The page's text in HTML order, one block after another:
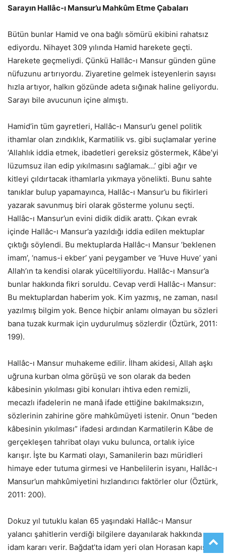
Sarayın Hallâc-ı Mansur’u Mahkûm Etme Çabaları
Bütün bunlar Hamid ve ona bağlı sömürü ekibini rahatsız
ediyordu. Nihayet 309 yılında Hamid harekete geçti.
Harekete geçmeliydi. Çünkü Hallâc-ı Mansur günden güne
nüfuzunu artırıyordu. Ziyaretine gelmek isteyenlerin sayısı
hızla artıyor, halkın gözünde adeta sığınak haline geliyordu.
Sarayı bile avucunun içine almıştı.
Hamid’in tüm gayretleri, Hallâc-ı Mansur’u genel politik
ithamlar olan zındıklık, Karmatilik vs. gibi suçlamalar yerine
‘Allahlık iddia etmek, ibadetleri gereksiz göstermek, Kâbe’yi
lüzumsuz ilan edip yıkılmasını sağlamak…’ gibi ağır ve
kitleyi çıldırtacak ithamlarla yıkmaya yönelikti. Bunu sahte
tanıklar bulup yapamayınca, Hallâc-ı Mansur’u bu fikirleri
yazarak savunmuş biri olarak gösterme yolunu seçti.
Hallâc-ı Mansur’un evini didik didik arattı. Çıkan evrak
içinde Hallâc-ı Mansur’a yazıldığı iddia edilen mektuplar
çıktığı söylendi. Bu mektuplarda Hallâc-ı Mansur ’beklenen
imam’, ‘namus-i ekber’ yani peygamber ve ‘Huve Huve’ yani
Allah’ın ta kendisi olarak yüceltiliyordu. Hallâc-ı Mansur’a
bunlar hakkında fikri soruldu. Cevap verdi Hallâc-ı Mansur:
Bu mektuplardan haberim yok. Kim yazmış, ne zaman, nasıl
yazılmış bilgim yok. Bence hiçbir anlamı olmayan bu sözleri
bana tuzak kurmak için uydurulmuş sözlerdir (Öztürk, 2011:
199).
Hallâc-ı Mansur muhakeme edilir. İlham akidesi, Allah aşkı
uğruna kurban olma görüşü ve son olarak da beden
kâbesinin yıkılması gibi konuları ihtiva eden remizli,
mecazlı ifadelerin ne manâ ifade ettiğine bakılmaksızın,
sözlerinin zahirine göre mahkûmüyeti istenir. Onun “beden
kâbesinin yıkılması” ifadesi ardından Karmatilerin Kâbe de
gerçekleşen tahribat olayı vuku bulunca, ortalık iyice
karışır. İşte bu Karmati olayı, Samanilerin bazı müridleri
himaye eder tutuma girmesi ve Hanbelilerin isyanı, Hallâc-ı
Mansur’un mahkûmiyetini hızlandırıcı faktörler olur (Öztürk,
2011: 200).
Dokuz yıl tutuklu kalan 65 yaşındaki Hallâc-ı Mansur
yalancı şahitlerin verdiği bilgilere dayanılarak hakkında
idam kararı verir. Bağdat’ta idam yeri olan Horasan kapısına